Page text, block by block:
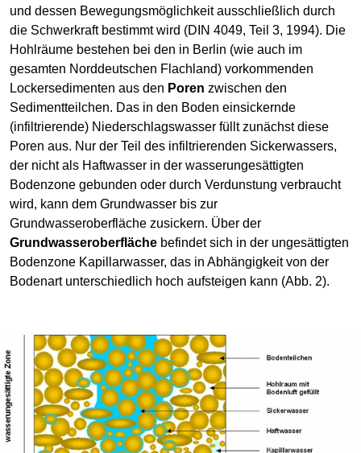
und dessen Bewegungsmöglichkeit ausschließlich durch
die Schwerkraft bestimmt wird (DIN 4049, Teil 3, 1994). Die
Hohlräume bestehen bei den in Berlin (wie auch im
gesamten Norddeutschen Flachland) vorkommenden
Lockersedimenten aus den Poren zwischen den
Sedimentteilchen. Das in den Boden einsickernde
(infiltrierende) Niederschlagswasser füllt zunächst diese
Poren aus. Nur der Teil des infiltrierenden Sickerwassers,
der nicht als Haftwasser in der wasserungesättigten
Bodenzone gebunden oder durch Verdunstung verbraucht
wird, kann dem Grundwasser bis zur
Grundwasseroberfläche zusickern. Über der
Grundwasseroberfläche befindet sich in der ungesättigten
Bodenzone Kapillarwasser, das in Abhängigkeit von der
Bodenart unterschiedlich hoch aufsteigen kann (Abb. 2).